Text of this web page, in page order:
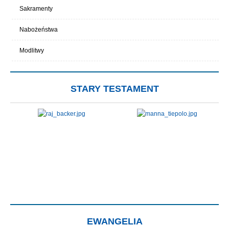
Sakramenty
Nabożeństwa
Modlitwy
STARY TESTAMENT
EWANGELIA